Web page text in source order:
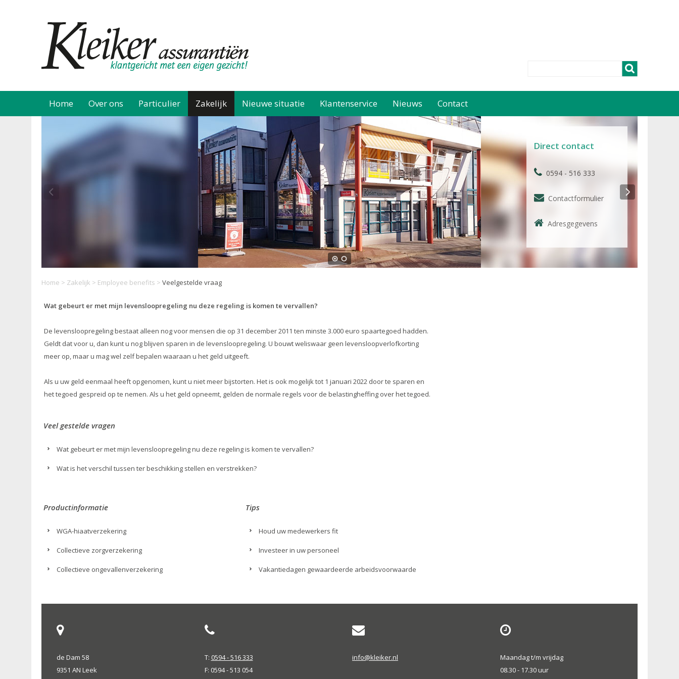
Direct contact
0594 - 516 333
Contactformulier
Adresgegevens
Home > Zakelijk > Employee benefits > Veelgestelde vraag
Wat gebeurt er met mijn levensloopregeling nu deze regeling is komen te vervallen?
De levensloopregeling bestaat alleen nog voor mensen die op 31 december 2011 ten minste 3.000 euro spaartegoed hadden.
Geldt dat voor u, dan kunt u nog blijven sparen in de levensloopregeling. U bouwt weliswaar geen levensloopverlofkorting
meer op, maar u mag wel zelf bepalen waaraan u het geld uitgeeft.
Als u uw geld eenmaal heeft opgenomen, kunt u niet meer bijstorten. Het is ook mogelijk tot 1 januari 2022 door te sparen en
het tegoed gespreid op te nemen. Als u het geld opneemt, gelden de normale regels voor de belastingheffing over het tegoed.
Veel gestelde vragen
Wat gebeurt er met mijn levensloopregeling nu deze regeling is komen te vervallen?
Wat is het verschil tussen ter beschikking stellen en verstrekken?
Productinformatie
WGA-hiaatverzekering
Collectieve zorgverzekering
Collectieve ongevallenverzekering
Tips
Houd uw medewerkers fit
Investeer in uw personeel
Vakantiedagen gewaardeerde arbeidsvoorwaarde
de Dam 58
9351 AN Leek
T: 0594 - 516 333
F: 0594 - 513 054
info@kleiker.nl
Maandag t/m vrijdag
08.30 - 17.30 uur
Home Over ons Particulier Zakelijk Nieuwe situatie Klantenservice Nieuws Contact